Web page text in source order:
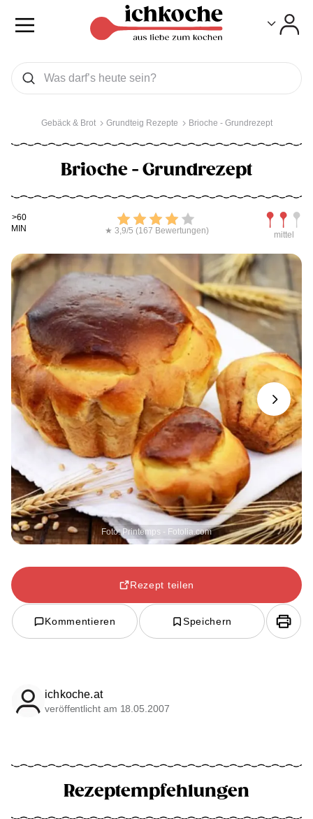
Was wollen Sie suchen
Suchen
Gebäck & Brot Grundteig Rezepte Brioche - Grundrezept
Brioche - Grundrezept
Kochdauer
>60
MIN
Bewerten
★ 3,9/5 (167 Bewertungen) mittel
Foto: Printemps - Fotolia.com
Next
Rezept teilen
Kommentieren Speichern
ichkoche.at
veröffentlicht am 18.05.2007
Rezeptempfehlungen